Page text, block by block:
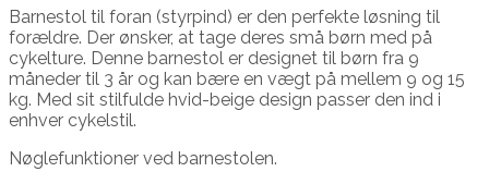
Barnestol til foran (styrpind) er den perfekte løsning til
forældre. Der ønsker, at tage deres små børn med på
cykelture. Denne barnestol er designet til børn fra 9
måneder til 3 år og kan bære en vægt på mellem 9 og 15
kg. Med sit stilfulde hvid-beige design passer den ind i
enhver cykelstil.
Nøglefunktioner ved barnestolen.